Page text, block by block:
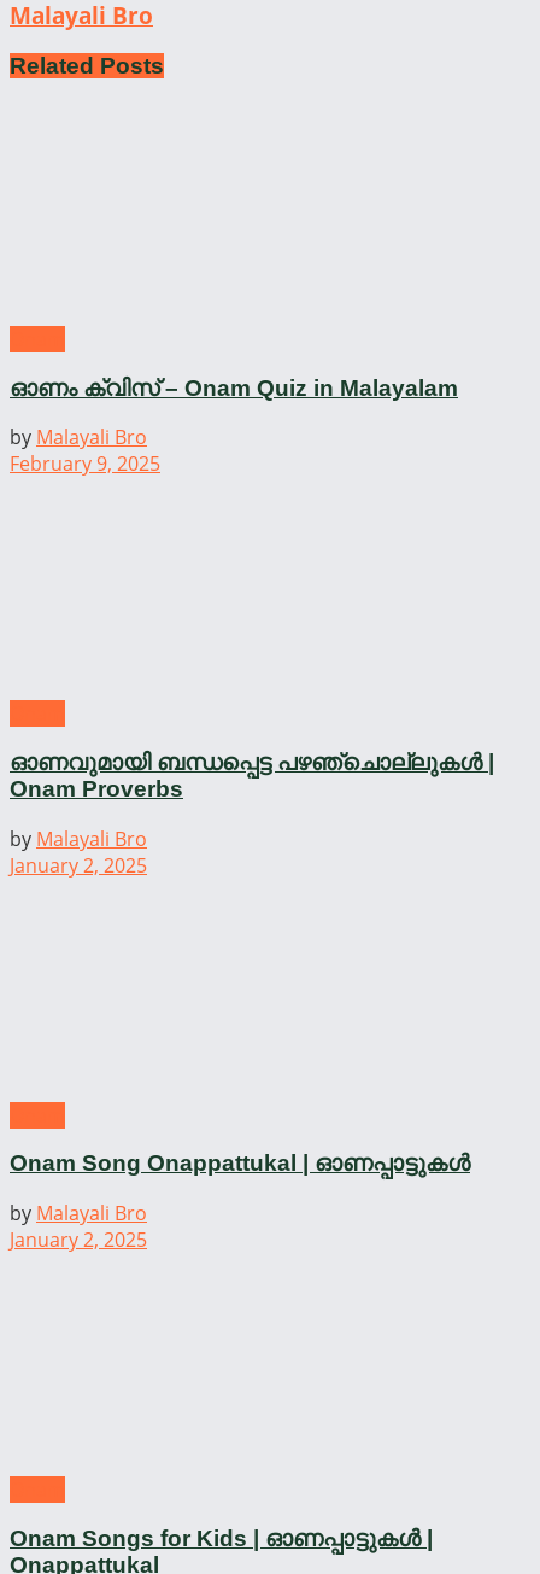
Malayali Bro
Related Posts
ഓണം ക്വിസ് – Onam Quiz in Malayalam
by Malayali Bro
February 9, 2025
ഓണവുമായി ബന്ധപ്പെട്ട പഴഞ്ചൊല്ലുകൾ |
Onam Proverbs
by Malayali Bro
January 2, 2025
Onam Song Onappattukal | ഓണപ്പാട്ടുകൾ
by Malayali Bro
January 2, 2025
Onam Songs for Kids | ഓണപ്പാട്ടുകൾ |
Onappattukal